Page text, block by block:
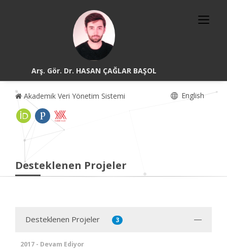
Arş. Gör. Dr. HASAN ÇAĞLAR BAŞOL
Akademik Veri Yönetim Sistemi English
Desteklenen Projeler
Desteklenen Projeler 3
2017 - Devam Ediyor